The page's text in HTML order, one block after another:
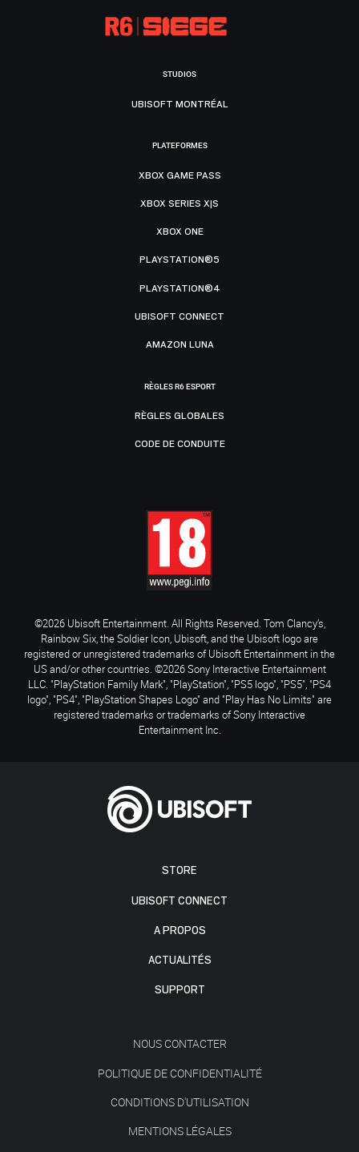
STORE
UBISOFT CONNECT
A PROPOS
ACTUALITÉS
SUPPORT
NOUS CONTACTER
POLITIQUE DE CONFIDENTIALITÉ
CONDITIONS D'UTILISATION
MENTIONS LÉGALES
STUDIOS
UBISOFT MONTRÉAL
PLATEFORMES
XBOX GAME PASS
XBOX SERIES X|S
XBOX ONE
PLAYSTATION®5
PLAYSTATION®4
UBISOFT CONNECT
AMAZON LUNA
RÈGLES R6 ESPORT
RÈGLES GLOBALES
CODE DE CONDUITE
©2026 Ubisoft Entertainment. All Rights Reserved. Tom Clancy’s,
Rainbow Six, the Soldier Icon, Ubisoft, and the Ubisoft logo are
registered or unregistered trademarks of Ubisoft Entertainment in the
US and/or other countries. ©2026 Sony Interactive Entertainment
LLC. "PlayStation Family Mark", "PlayStation", "PS5 logo", "PS5", "PS4
logo", "PS4", "PlayStation Shapes Logo" and "Play Has No Limits" are
registered trademarks or trademarks of Sony Interactive
Entertainment Inc.